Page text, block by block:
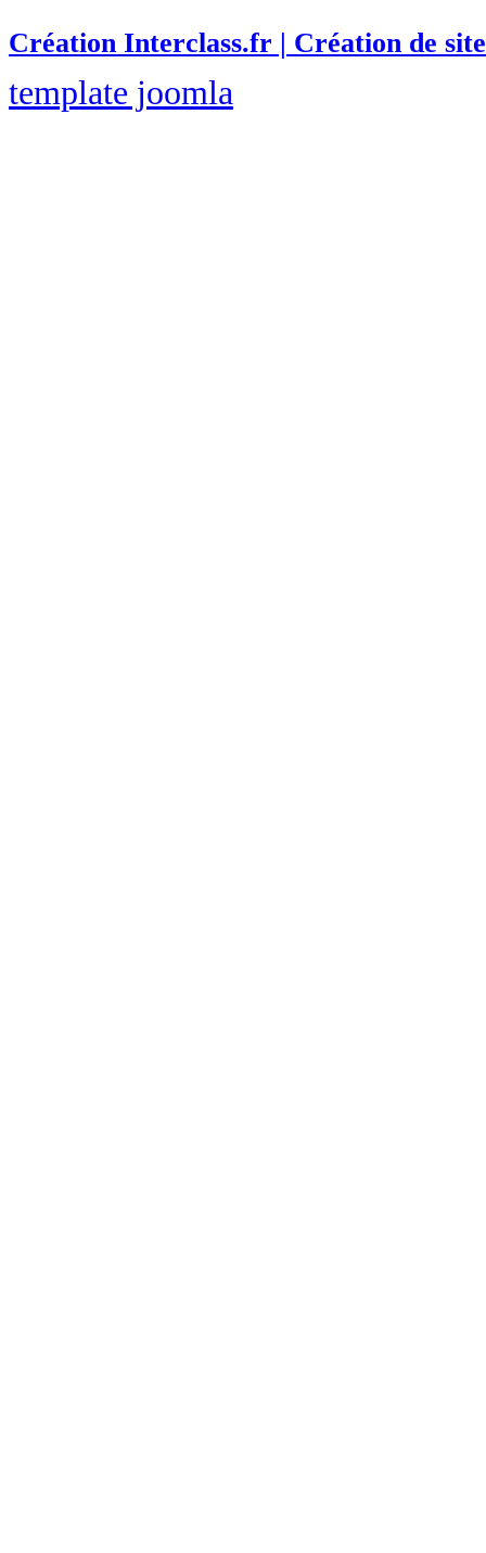
Création Interclass.fr | Création de
template joomla